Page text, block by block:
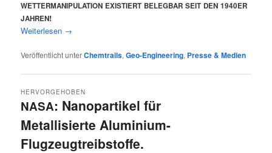
WETTERMANIPULATION EXISTIERT BELEGBAR SEIT DEN 1940ER
JAHREN!
Wei­ter­le­sen →
Veröffentlicht unterChemtrails,Geo-Engineering, Presse & Medien
NASA: Nanopartikel für
Metallisierte Aluminium-
Flugzeugtreibstoffe.
HERVORGEHOBEN